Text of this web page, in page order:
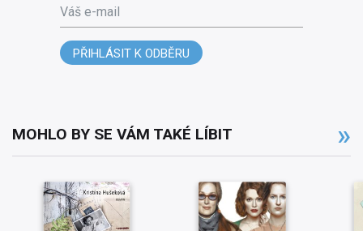
Váš e-mail
PŘIHLÁSIT K ODBĚRU
MOHLO BY SE VÁM TAKÉ LÍBIT